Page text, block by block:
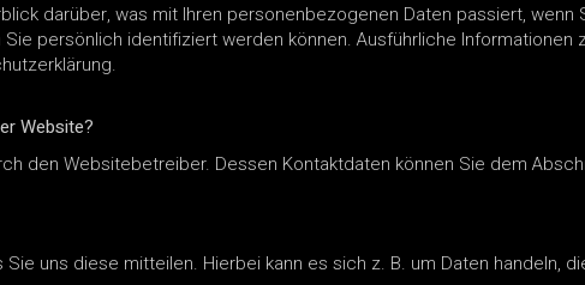
darüber, was mit Ihren personenbezogenen Daten passiert,
persönlich identifiziert werden können. Ausführliche Informationen
Website?
den Websitebetreiber. Dessen Kontaktdaten können Sie dem
uns diese mitteilen. Hierbei kann es sich z. B. um Daten handeln,